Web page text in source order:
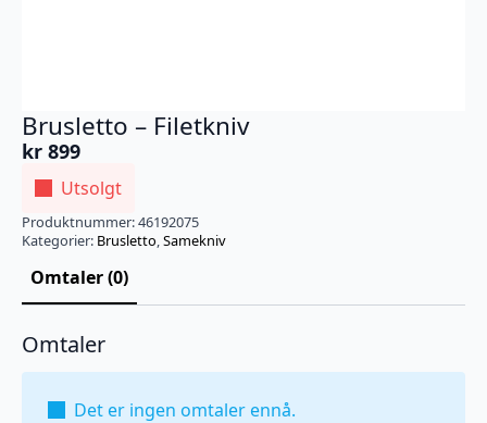
Brusletto – Filetkniv
kr 899
Utsolgt
Produktnummer:46192075
Kategorier: Brusletto,Samekniv
Omtaler (0)
Omtaler
Det er ingen omtaler ennå.